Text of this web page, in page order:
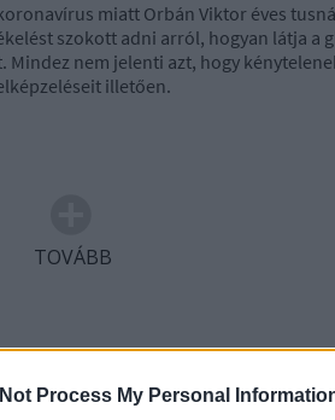
Process My Personal
miatt Orbán Viktor éves
szokott adni arról, hogyan látja a
nem jelenti azt, hogy
illetően.
TOVÁBB
belpolitika Fidesz Orbán Viktor